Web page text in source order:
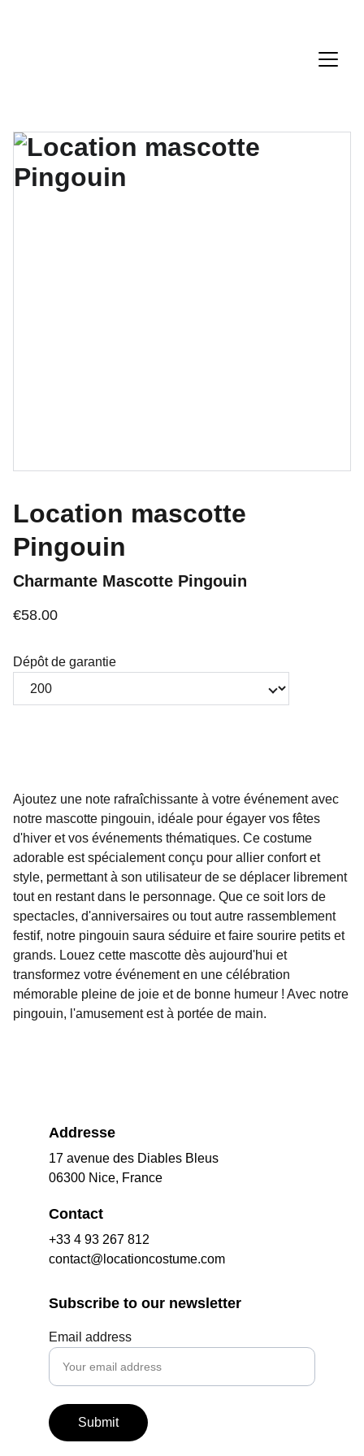
Location mascotte
Pingouin
Charmante Mascotte Pingouin
€58.00
Dépôt de garantie
Ajoutez une note rafraîchissante à votre événement avec
notre mascotte pingouin, idéale pour égayer vos fêtes
d'hiver et vos événements thématiques. Ce costume
adorable est spécialement conçu pour allier confort et
style, permettant à son utilisateur de se déplacer librement
tout en restant dans le personnage. Que ce soit lors de
spectacles, d'anniversaires ou tout autre rassemblement
festif, notre pingouin saura séduire et faire sourire petits et
grands. Louez cette mascotte dès aujourd'hui et
transformez votre événement en une célébration
mémorable pleine de joie et de bonne humeur ! Avec notre
pingouin, l'amusement est à portée de main.
Addresse
17 avenue des Diables Bleus
06300 Nice, France
Contact
+33 4 93 267 812
contact@locationcostume.com
Subscribe to our newsletter
Email address
Submit